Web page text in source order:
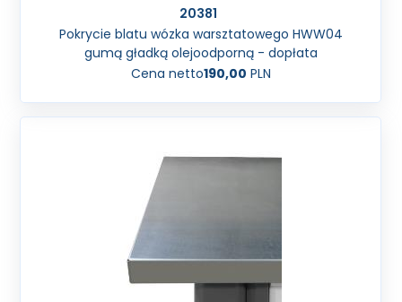
20381
Pokrycie blatu wózka warsztatowego HWW04
gumą gładką olejoodporną - dopłata
Cena netto190,00 PLN